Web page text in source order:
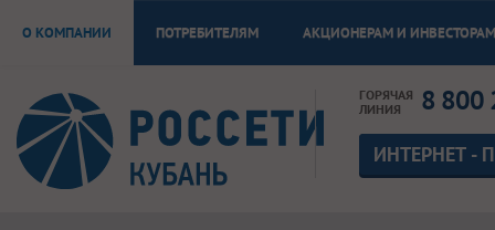
О КОМПАНИИ ПОТРЕБИТЕЛЯМ АКЦИОНЕРАМ И ИНВЕСТОРАМ
ГОРЯЧАЯ
ЛИНИЯ
8 800
ИНТЕРНЕТ -